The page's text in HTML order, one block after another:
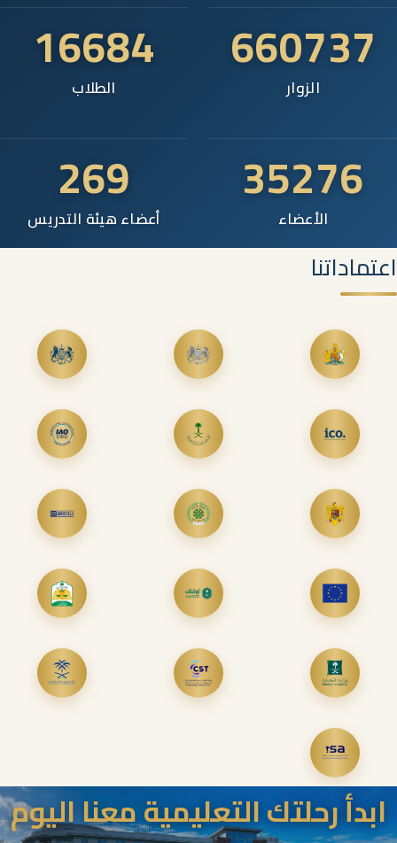
660737
الزوار
16684
الطلاب
35276
الأعضاء
269
أعضاء هيئة التدريس
اعتماداتنا
ابدأ رحلتك التعليمية معنا اليوم